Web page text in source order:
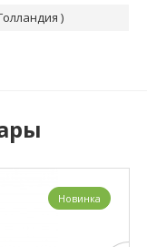
)
Новинка